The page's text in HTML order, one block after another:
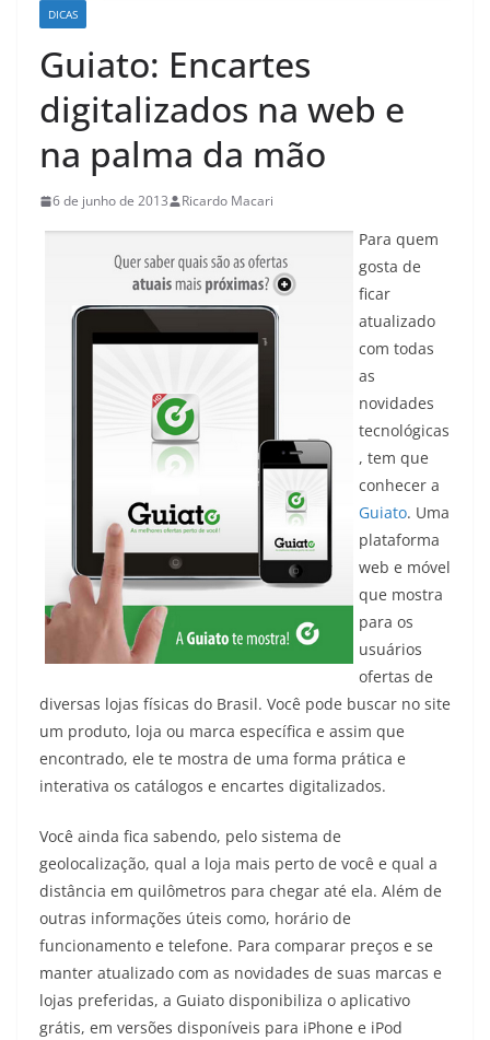
DICAS
Guiato: Encartes
digitalizados na web e
na palma da mão
6 de junho de 2013 Ricardo Macari
Para quem
gosta de
ficar
atualizado
com todas
as
novidades
tecnológicas
, tem que
conhecer a
Guiato. Uma
plataforma
web e móvel
que mostra
para os
usuários
ofertas de
diversas lojas físicas do Brasil. Você pode buscar no site
um produto, loja ou marca específica e assim que
encontrado, ele te mostra de uma forma prática e
interativa os catálogos e encartes digitalizados.
Você ainda fica sabendo, pelo sistema de
geolocalização, qual a loja mais perto de você e qual a
distância em quilômetros para chegar até ela. Além de
outras informações úteis como, horário de
funcionamento e telefone. Para comparar preços e se
manter atualizado com as novidades de suas marcas e
lojas preferidas, a Guiato disponibiliza o aplicativo
grátis, em versões disponíveis para iPhone e iPod